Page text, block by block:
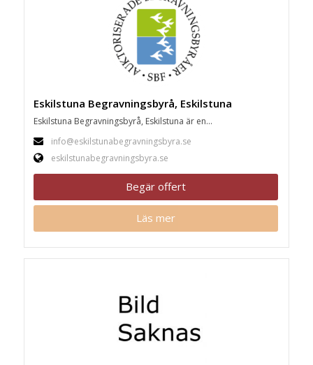
Eskilstuna Begravningsbyrå, Eskilstuna
Eskilstuna Begravningsbyrå, Eskilstuna är en...
info@eskilstunabegravningsbyra.se
eskilstunabegravningsbyra.se
Begär offert
Läs mer